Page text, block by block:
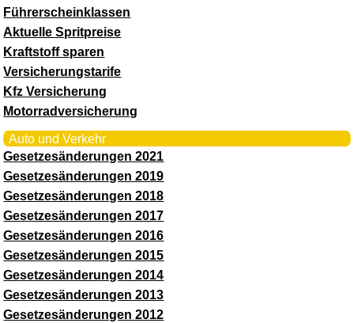
Führerscheinklassen
Aktuelle Spritpreise
Kraftstoff sparen
Versicherungstarife
Kfz Versicherung
Motorradversicherung
Auto und Verkehr
Gesetzesänderungen 2021
Gesetzesänderungen 2019
Gesetzesänderungen 2018
Gesetzesänderungen 2017
Gesetzesänderungen 2016
Gesetzesänderungen 2015
Gesetzesänderungen 2014
Gesetzesänderungen 2013
Gesetzesänderungen 2012